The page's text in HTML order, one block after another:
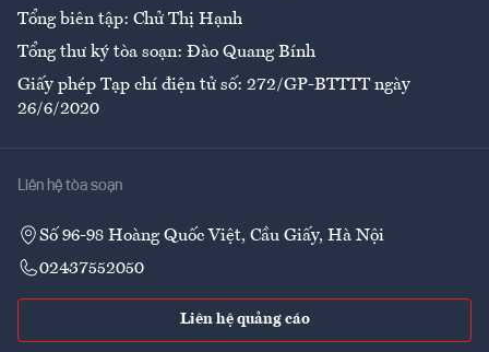
Tổng biên tập: Chử Thị Hạnh
Tổng thư ký tòa soạn: Đào Quang Bính
Giấy phép Tạp chí điện tử số: 272/GP-BTTTT ngày
26/6/2020
Liên hệ tòa soạn
Số 96-98 Hoàng Quốc Việt, Cầu Giấy, Hà Nội
02437552050
Liên hệ quảng cáo